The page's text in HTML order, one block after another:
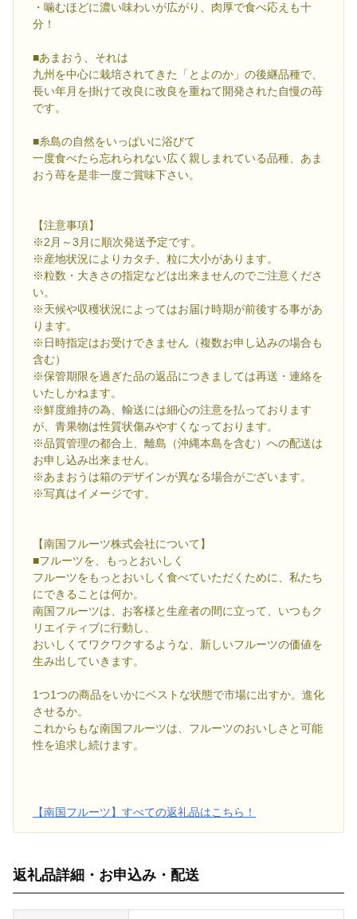
・噛むほどに濃い味わいが広がり、肉厚で食べ応えも十
分！
■あまおう、それは
九州を中心に栽培されてきた「とよのか」の後継品種で、
長い年月を掛けて改良に改良を重ねて開発された自慢の苺
です。
■糸島の自然をいっぱいに浴びて
一度食べたら忘れられない広く親しまれている品種、あま
おう苺を是非一度ご賞味下さい。
【注意事項】
※2月～3月に順次発送予定です。
※産地状況によりカタチ、粒に大小があります。
※粒数・大きさの指定などは出来ませんのでご注意くださ
い。
※天候や収穫状況によってはお届け時期が前後する事があ
ります。
※日時指定はお受けできません（複数お申し込みの場合も
含む）
※保管期限を過ぎた品の返品につきましては再送・連絡を
いたしかねます。
※鮮度維持の為、輸送には細心の注意を払っております
が、青果物は性質状傷みやすくなっております。
※品質管理の都合上、離島（沖縄本島を含む）への配送は
お申し込み出来ません。
※あまおうは箱のデザインが異なる場合がございます。
※写真はイメージです。
【南国フルーツ株式会社について】
■フルーツを、もっとおいしく
フルーツをもっとおいしく食べていただくために、私たち
にできることは何か。
南国フルーツは、お客様と生産者の間に立って、いつもク
リエイティブに行動し、
おいしくてワクワクするような、新しいフルーツの価値を
生み出していきます。
1つ1つの商品をいかにベストな状態で市場に出すか。進化
させるか。
これからもな南国フルーツは、フルーツのおいしさと可能
性を追求し続けます。
【南国フルーツ】すべての返礼品はこちら！
返礼品詳細・お申込み・配送